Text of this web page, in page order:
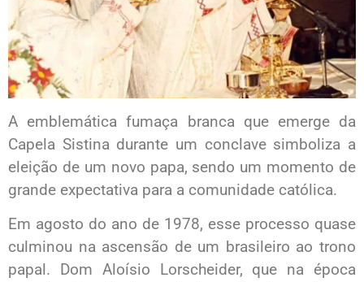
A emblemática fumaça branca que emerge da
Capela Sistina durante um conclave simboliza a
eleição de um novo papa, sendo um momento de
grande expectativa para a comunidade católica.
Em agosto do ano de 1978, esse processo quase
culminou na ascensão de um brasileiro ao trono
papal. Dom Aloísio Lorscheider, que na época